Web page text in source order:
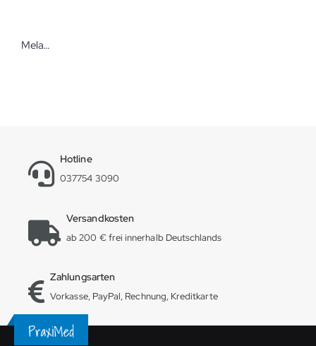
Melag Autoklav Vacuclave® 550
Hotline
037754 3090
Versandkosten
ab 200 € frei innerhalb Deutschlands
Zahlungsarten
Vorkasse, PayPal, Rechnung, Kreditkarte